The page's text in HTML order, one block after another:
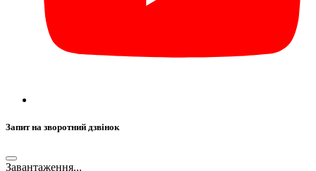
Запит на зворотний дзвінок
Завантаження...